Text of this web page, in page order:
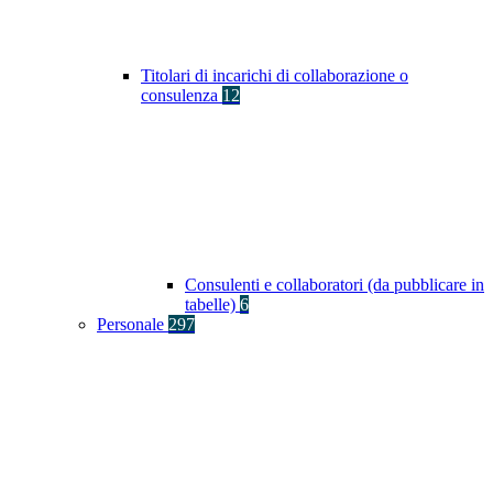
Titolari di incarichi di collaborazione o
consulenza 12
Consulenti e collaboratori (da pubblicare in
tabelle) 6
Personale 297